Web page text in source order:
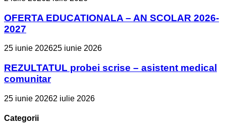
OFERTA EDUCATIONALA – AN SCOLAR 2026-
2027
25 iunie 202625 iunie 2026
REZULTATUL probei scrise – asistent medical
comunitar
25 iunie 20262 iulie 2026
Categorii